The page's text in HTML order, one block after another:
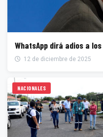
WhatsApp dirá adios a
12 de diciembre de 2025
NACIONALES